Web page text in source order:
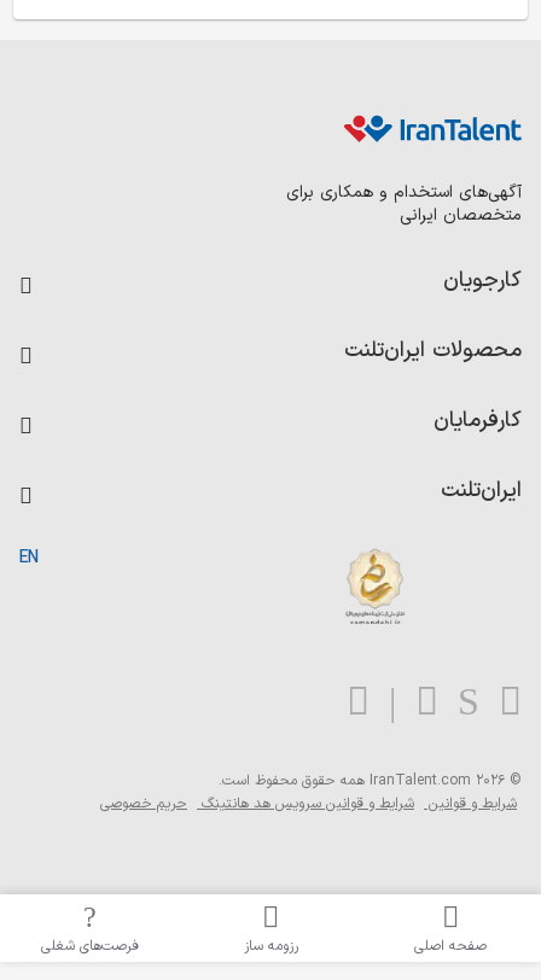
آگهی‌های استخدام و همکاری برای
متخصصان ایرانی
کارجویان
رزومه ساز
امتیاز شرکت‌ها
محصولات ایران‌تلنت
کاردیکس
کارفرمایان
ایران‌تلنت
بلاگ
EN
© 2026 IranTalent.com
همه حقوق محفوظ است.
شرایط و قوانین
شرایط و قوانین سرویس هد هانتینگ حریم خصوصی
صفحه اصلی رزومه ساز فرصت‌های شغلی